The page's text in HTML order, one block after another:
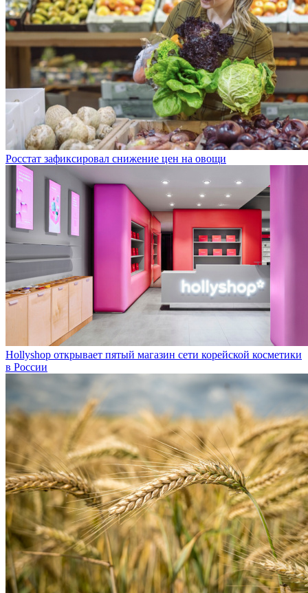
Росстат зафиксировал снижение цен на овощи
Hollyshop открывает пятый магазин сети корейской косметики
в России